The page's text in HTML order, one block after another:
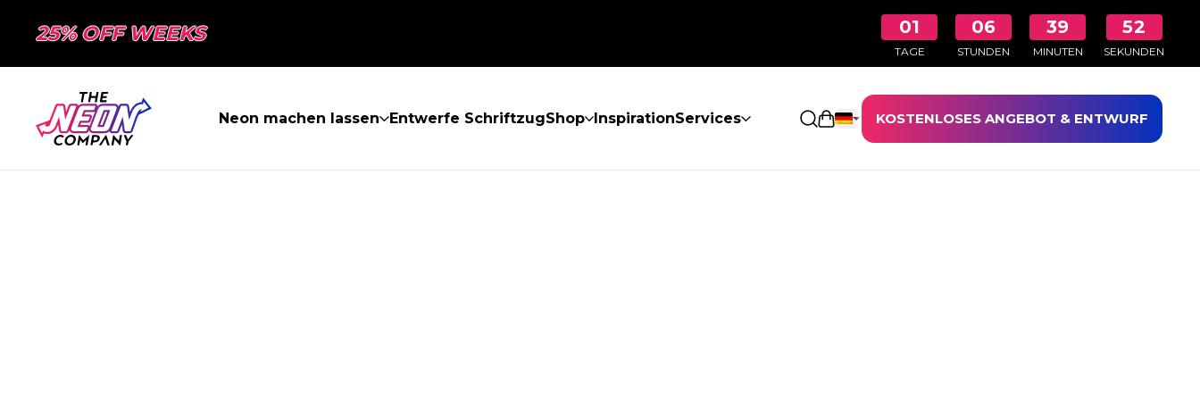
25% OFF WEEKS 01
TAGE
06
STUNDEN
39
MINUTEN
52
SEKUNDEN
Neon machen lassen Entwerfe SchriftzugShop InspirationServices Einkaufswagen öffnen
KOSTENLOSES ANGEBOT & ENTWURF